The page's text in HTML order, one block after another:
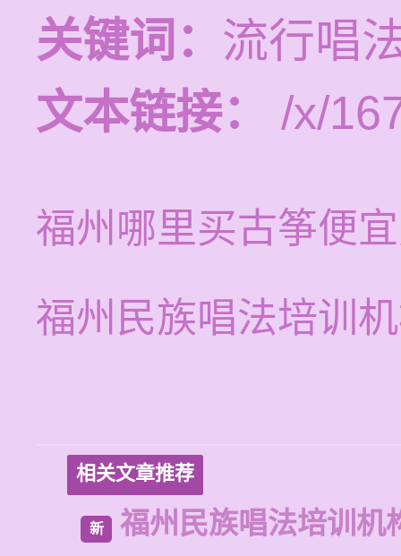
关键词： 流行唱
文本链接：
/x/
福州哪里买古筝便
福州民族唱法培训
相关文章推荐
新 福州民族唱法培训机